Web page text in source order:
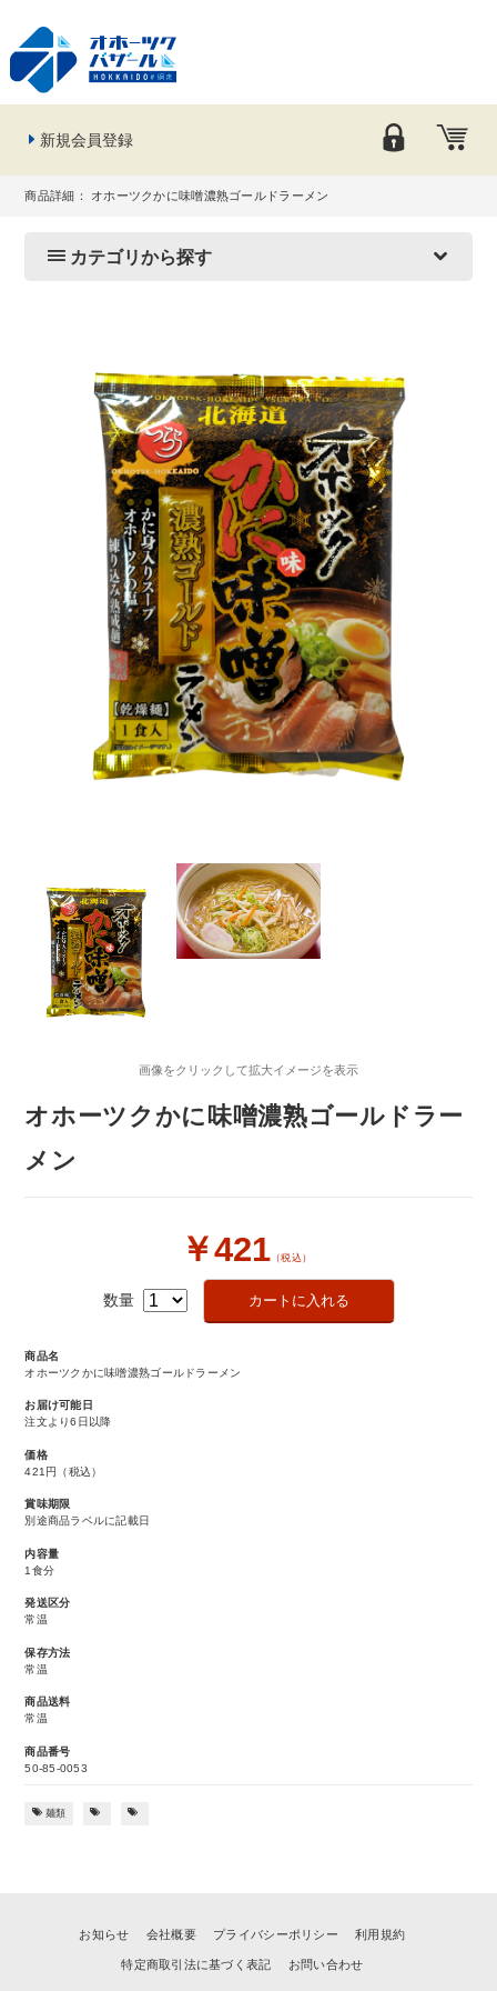
新規会員登録
商品詳細： オホーツクかに味噌濃熟ゴールドラーメン
カテゴリから探す
画像をクリックして拡大イメージを表示
オホーツクかに味噌濃熟ゴールドラー
メン
￥421 （税込）
数量
商品名
オホーツクかに味噌濃熟ゴールドラーメン
お届け可能日
注文より6日以降
価格
421円
（税込）
賞味期限
別途商品ラベルに記載日
内容量
1食分
発送区分
常温
保存方法
常温
商品送料
常温
商品番号
50-85-0053
麺類
お知らせ 会社概要 プライバシーポリシー 利用規約
特定商取引法に基づく表記 お問い合わせ